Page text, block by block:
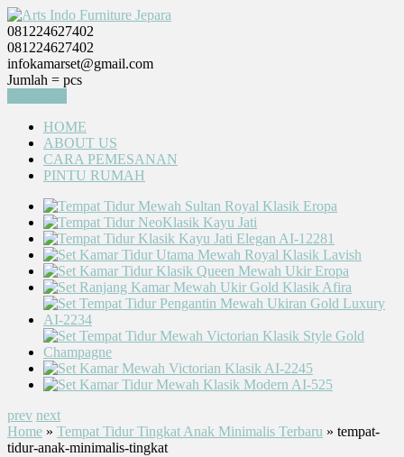
081224627402
081224627402
infokamarset@gmail.com
Jumlah = pcs
HOME
ABOUT US
CARA PEMESANAN
PINTU RUMAH
prev next
Home » Tempat Tidur Tingkat Anak Minimalis Terbaru » tempat-
tidur-anak-minimalis-tingkat